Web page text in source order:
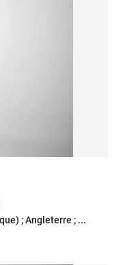
Cumberworth, Charles ; Daubrée (Fabrique) ; Angleterre ; ...